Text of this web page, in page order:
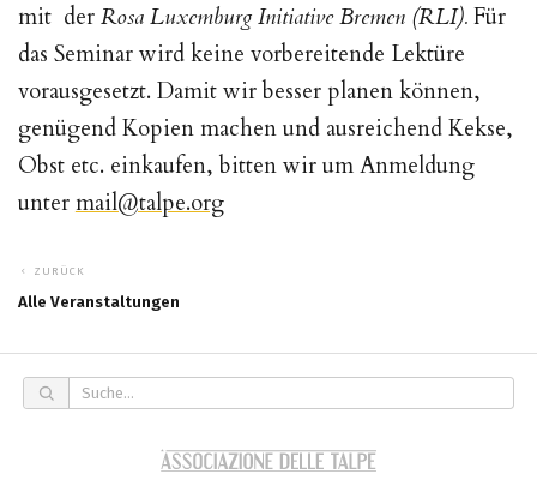
mit der Rosa Luxemburg Initiative Bremen (RLI).Für
das Seminar wird keine vorbereitende Lektüre
vorausgesetzt. Damit wir besser planen können,
genügend Kopien machen und ausreichend Kekse,
Obst etc. einkaufen, bitten wir um Anmeldung
untermail@talpe.org
ZURÜCK
Alle Veranstaltungen